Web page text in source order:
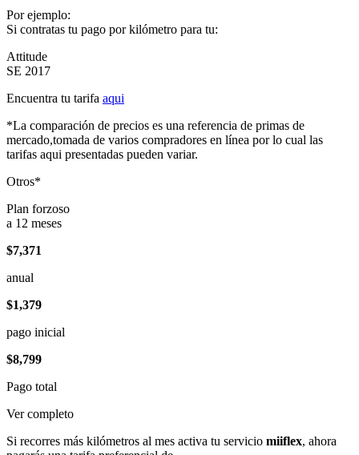
Por ejemplo:
Si contratas tu pago por kilómetro para tu:
Attitude
SE 2017
Encuentra tu tarifa aqui
*La comparación de precios es una referencia de primas de
mercado,tomada de varios compradores en línea por lo cual las
tarifas aqui presentadas pueden variar.
Otros*
Plan forzoso
a 12 meses
$7,371
anual
$1,379
pago inicial
$8,799
Pago total
Ver completo
Si recorres más kilómetros al mes activa tu servicio miiflex, ahora